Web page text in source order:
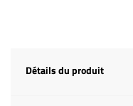
Détails du produit